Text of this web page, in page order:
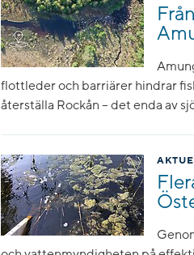
flottleder och barriärer hindrar
återställa Rockån – det enda av